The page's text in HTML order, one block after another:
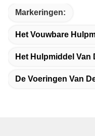
Markeringen:
Het Vouwbare
Het Hulpmiddel Van
De Voeringen Van